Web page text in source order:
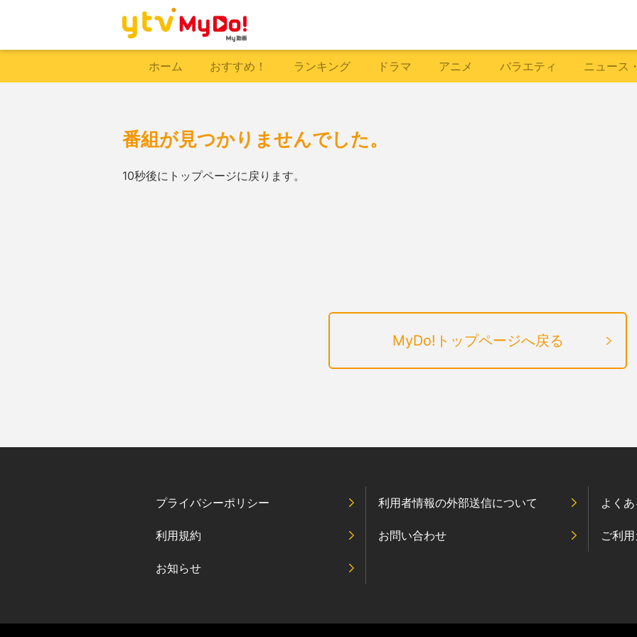
ホーム おすすめ！ ランキング ドラマ アニメ バラエティ ニュース
番組が見つかりませんでした。
10秒後にトップページに戻ります。
MyDo!トップページへ戻る
プライバシーポリシー 利用者情報の外部送信について よく
利用規約 お問い合わせ ご利
お知らせ